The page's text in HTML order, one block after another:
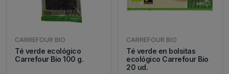
CARREFOUR BIO
Té verde ecológico
Carrefour Bio 100 g.
CARREFOUR BIO
Té verde en bolsitas
ecológico Carrefour Bio
20 ud.